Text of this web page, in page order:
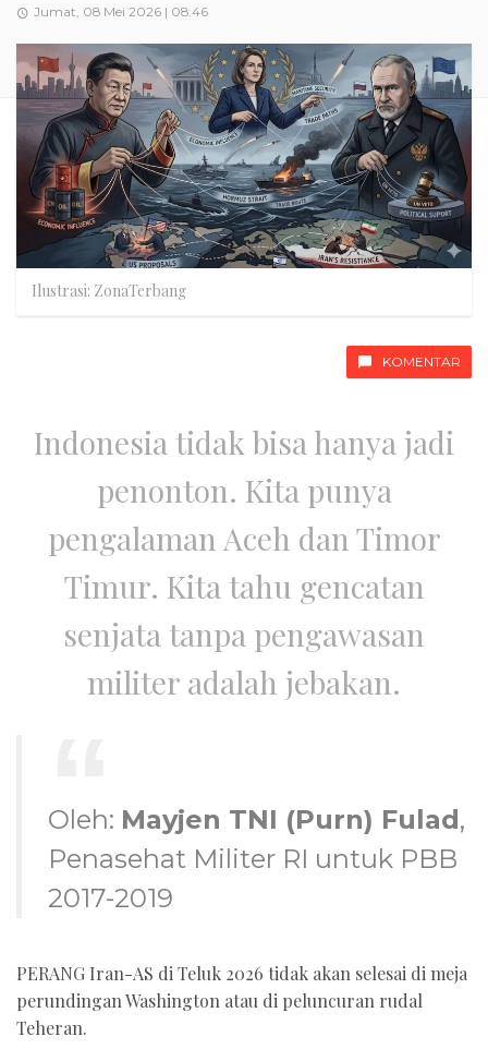
Jumat, 08 Mei 2026 | 08:46
Ilustrasi: ZonaTerbang
KOMENTAR
Indonesia tidak bisa hanya jadi
penonton. Kita punya
pengalaman Aceh dan Timor
Timur. Kita tahu gencatan
senjata tanpa pengawasan
militer adalah jebakan.
Oleh: Mayjen TNI (Purn) Fulad,
Penasehat Militer RI untuk PBB
2017-2019
PERANG Iran-AS di Teluk 2026 tidak akan selesai di meja
perundingan Washington atau di peluncuran rudal
Teheran.